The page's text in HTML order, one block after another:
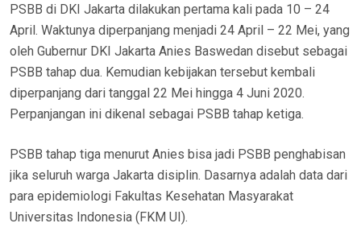
PSBB di DKI Jakarta dilakukan pertama kali pada 10 – 24
April. Waktunya diperpanjang menjadi 24 April – 22 Mei, yang
oleh Gubernur DKI Jakarta Anies Baswedan disebut sebagai
PSBB tahap dua. Kemudian kebijakan tersebut kembali
diperpanjang dari tanggal 22 Mei hingga 4 Juni 2020.
Perpanjangan ini dikenal sebagai PSBB tahap ketiga.
PSBB tahap tiga menurut Anies bisa jadi PSBB penghabisan
jika seluruh warga Jakarta disiplin. Dasarnya adalah data dari
para epidemiologi Fakultas Kesehatan Masyarakat
Universitas Indonesia (FKM UI).